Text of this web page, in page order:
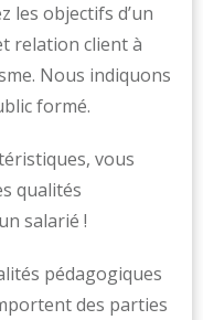
les objectifs d’un
relation client à
Nous indiquons
formé.
vous
qualités
salarié !
pédagogiques
des parties